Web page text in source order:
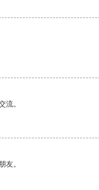
流。
友。